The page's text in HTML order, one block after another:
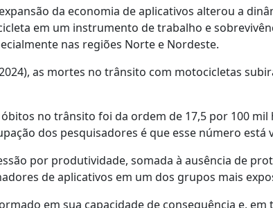
da economia de aplicativos alterou a
em um instrumento de trabalho e
nas regiões Norte e Nordeste.
as mortes no trânsito com motocicletas
óbitos no trânsito foi da ordem de 17,5 por 100
dos pesquisadores é que esse número
por produtividade, somada à ausência de
de aplicativos em um dos grupos mais
em sua capacidade de consequência e,